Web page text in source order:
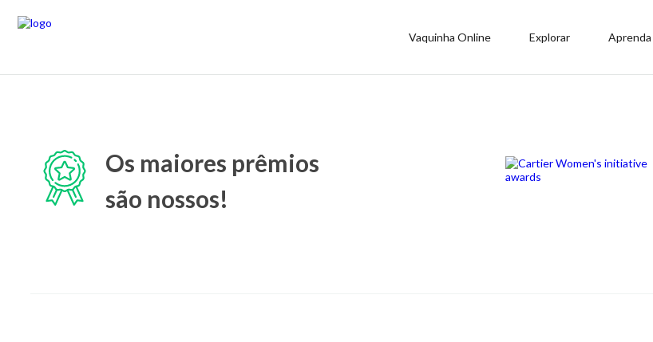
Vaquinha Online Explorar Aprenda
Os maiores prêmios
são nossos!